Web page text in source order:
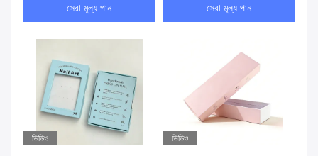
সেরা মূল্য পান সেরা মূল্য পান
ভিডিও ভিডিও